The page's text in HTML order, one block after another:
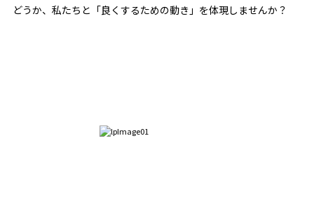
どうか、私たちと「良くするための動き」を体現しませんか？